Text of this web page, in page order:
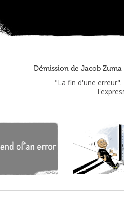
Démission de Jacob
"La fin d'une